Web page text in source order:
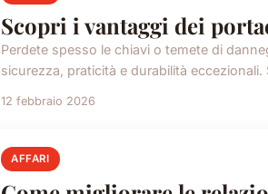
Scopri i vantaggi dei
Perdete spesso le chiavi o temete di
sicurezza, praticità e durabilità
12 febbraio 2026
AFFARI